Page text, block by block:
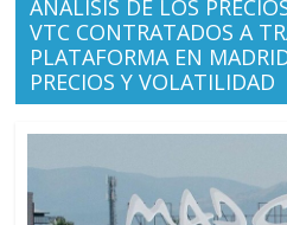
ANÁLISIS DE LOS
VTC CONTRATADOS A
PLATAFORMA EN
PRECIOS Y VOLATILIDAD